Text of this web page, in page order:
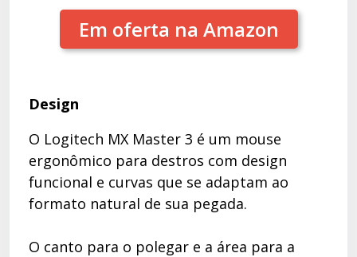
Em oferta na Amazon
Design
O Logitech MX Master 3 é um mouse
ergonômico para destros com design
funcional e curvas que se adaptam ao
formato natural de sua pegada.
O canto para o polegar e a área para a